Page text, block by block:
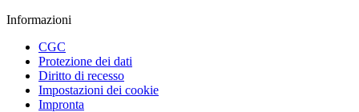
Informazioni
CGC
Protezione dei dati
Diritto di recesso
Impostazioni dei cookie
Impronta